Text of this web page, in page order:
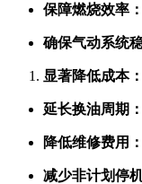
保障燃烧效率：
确保气动系统
显著降低成本：
延长换油周期：
降低维修费用：
减少非计划停机